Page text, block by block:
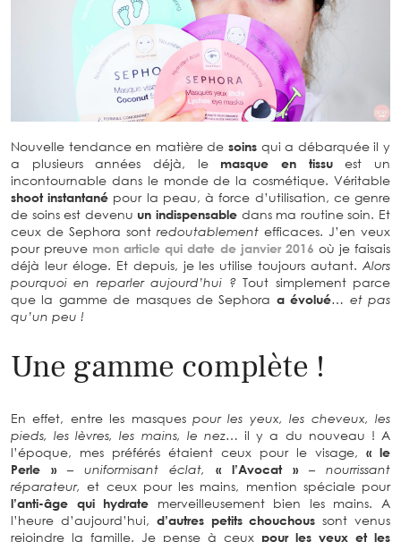
Nouvelle tendance en matière de soins qui a débarquée il y
a plusieurs années déjà, le masque en tissuest un
incontournable dans le monde de la cosmétique. Véritable
shoot instantané pour la peau, à force d’utilisation, ce genre
de soins est devenu un indispensable dans ma routine soin. Et
ceux de Sephora sont redoutablement efficaces. J’en veux
pour preuve mon article qui date de janvier 2016 où je faisais
déjà leur éloge. Et depuis, je les utilise toujours autant. Alors
pourquoi en reparler aujourd’hui ?Tout simplement parce
que la gamme de masques de Sephora a évolué… et pas
qu’un peu !
Une gamme complète !
En effet, entre les masques pour les yeux, les cheveux, les
pieds, les lèvres, les mains, le nez… il y a du nouveau ! A
l’époque, mes préférés étaient ceux pour le visage, « le
Perle »
– uniformisant éclat, « l’Avocat »
– nourrissant
réparateur, et ceux pour les mains, mention spéciale pour
l’anti-âge qui hydrate merveilleusement bien les mains. A
l’heure d’aujourd’hui, d’autres petits chouchous sont venus
rejoindre la famille. Je pense à ceux pour les yeux et les